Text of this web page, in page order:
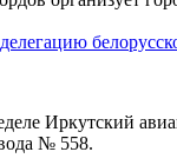
Иркутский
№ 558.